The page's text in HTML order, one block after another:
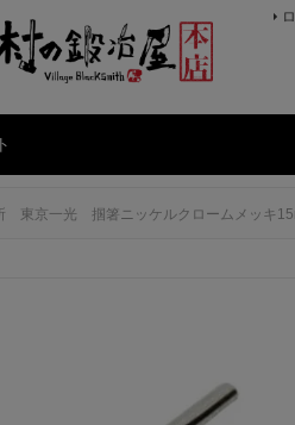
東京一光 掴箸ニッケルクロームメッキ